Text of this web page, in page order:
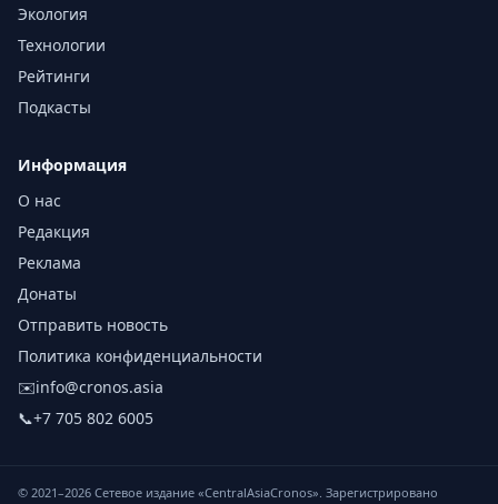
Экология
Технологии
Рейтинги
Подкасты
Информация
О нас
Редакция
Реклама
Донаты
Отправить новость
Политика конфиденциальности
✉️info@cronos.asia
📞+7 705 802 6005
© 2021–2026 Сетевое издание «CentralAsiaCronos». Зарегистрировано